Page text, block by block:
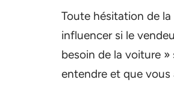
Toute hésitation de
influencer si le
besoin de la voiture »
entendre et que vous